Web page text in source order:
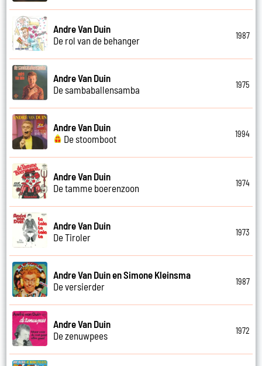
Andre Van Duin
De rol van de behanger
1987
Andre Van Duin
De sambaballensamba
1975
Andre Van Duin
De stoomboot
1994
Andre Van Duin
De tamme boerenzoon
1974
Andre Van Duin
De Tiroler
1973
Andre Van Duin en Simone Kleinsma
De versierder
1987
Andre Van Duin
De zenuwpees
1972